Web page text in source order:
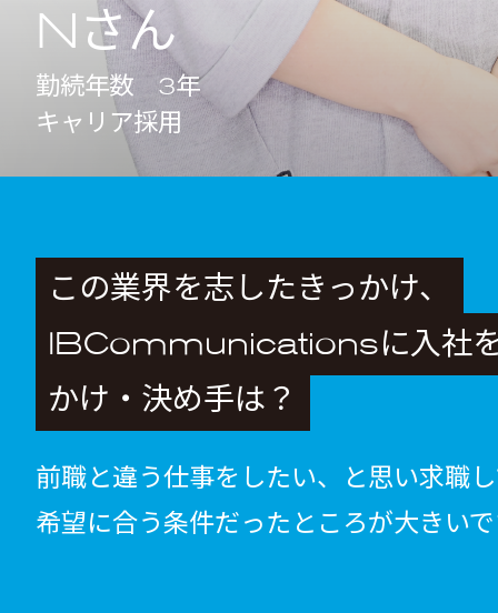
Nさん
勤続年数 3年
キャリア採用
この業界を志したきっかけ、
IBCommunicationsに入社を
かけ・決め手は？
前職と違う仕事をしたい、と思い求職
希望に合う条件だったところが大きい